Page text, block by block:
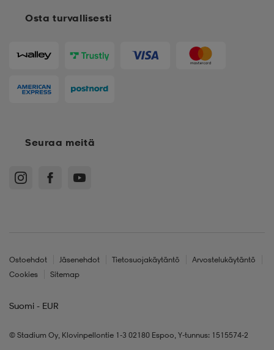
Osta turvallisesti
Seuraa meitä
Ostoehdot Jäsenehdot Tietosuojakäytäntö
Arvostelukäytäntö
Cookies
Sitemap
Suomi - EUR
© Stadium Oy, Klovinpellontie 1-3 02180 Espoo, Y-tunnus: 1515574-2